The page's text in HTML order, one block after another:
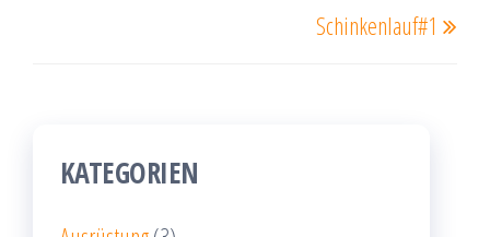
Schinkenlauf#1
KATEGORIEN